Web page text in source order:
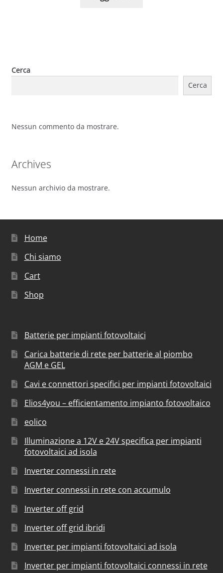
Cerca
Cerca
Nessun commento da mostrare.
Archives
Nessun archivio da mostrare.
Home
Chi siamo
Cart
Shop
Batterie per impianti fotovoltaici
Carica batterie di rete per batterie al piombo
AGM e GEL
Cavi e connettori specifici per impianti fotovoltaici
Elios4you – efficientamento impianto fotovoltaico
eolico
Illuminazione a 12V e 24V specifica per impianti
fotovoltaici ad isola
Inverter connessi in rete
Inverter connessi in rete con accumulo
Inverter off grid
Inverter off grid ibridi
Inverter per impianti fotovoltaici ad isola
Inverter per impianti fotovoltaici connessi in rete